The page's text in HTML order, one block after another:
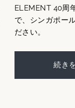
ELEMENT 40周
で、シンガポー
ださい。
続き